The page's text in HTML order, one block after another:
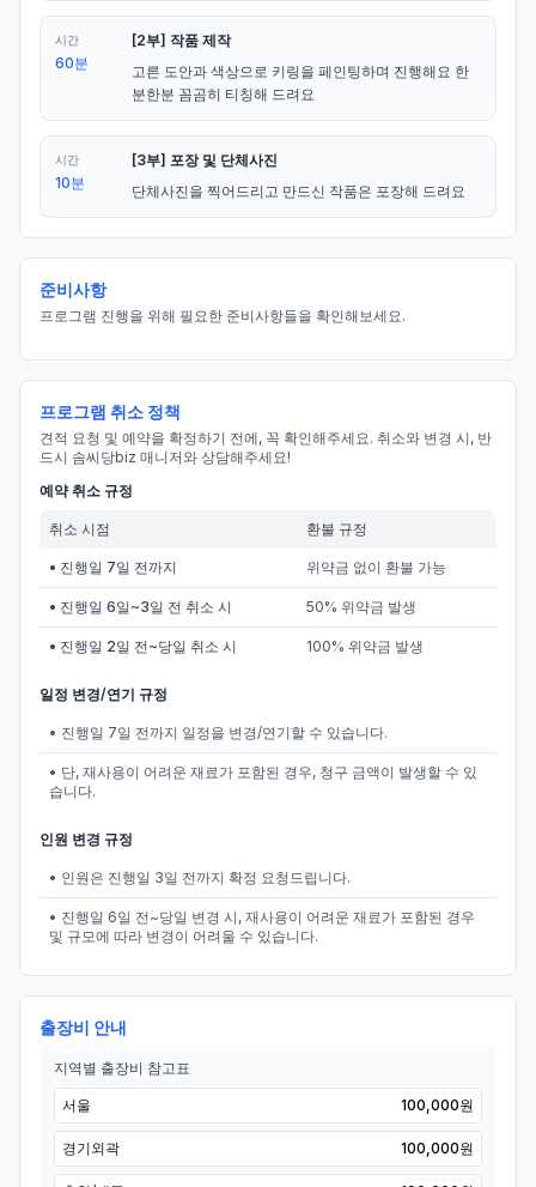
시간
60분
[2부] 작품 제작
고른 도안과 색상으로 키링을 페인팅하며 진행해요 한
분한분 꼼곰히 티칭해 드려요
시간
10분
[3부] 포장 및 단체사진
단체사진을 찍어드리고 만드신 작품은 포장해 드려요
준비사항
프로그램 진행을 위해 필요한 준비사항들을 확인해보세요.
프로그램 취소 정책
견적 요청 및 예약을 확정하기 전에, 꼭 확인해주세요. 취소와 변경 시, 반
드시 솜씨당biz 매니저와 상담해주세요!
예약 취소 규정
취소 시점 환불 규정
• 진행일 7일 전까지 위약금 없이 환불 가능
• 진행일 6일~3일 전 취소 시 50% 위약금 발생
• 진행일 2일 전~당일 취소 시 100% 위약금 발생
일정 변경/연기 규정
• 진행일 7일 전까지 일정을 변경/연기할 수 있습니다.
• 단, 재사용이 어려운 재료가 포함된 경우, 청구 금액이 발생할 수 있
습니다.
인원 변경 규정
• 인원은 진행일 3일 전까지 확정 요청드립니다.
• 진행일 6일 전~당일 변경 시, 재사용이 어려운 재료가 포함된 경우
및 규모에 따라 변경이 어려울 수 있습니다.
출장비 안내
지역별 출장비 참고표
서울 100,000원
경기외곽 100,000원